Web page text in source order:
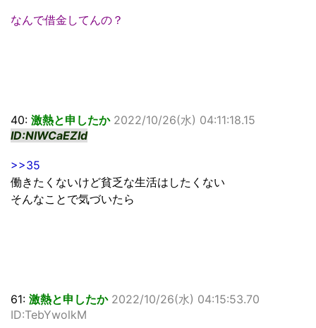
なんで借金してんの？
40: 激熱と申したか 2022/10/26(水) 04:11:18.15
ID:NlWCaEZId
>>35
働きたくないけど貧乏な生活はしたくない
そんなことで気づいたら
61: 激熱と申したか 2022/10/26(水) 04:15:53.70
ID:TebYwolkM